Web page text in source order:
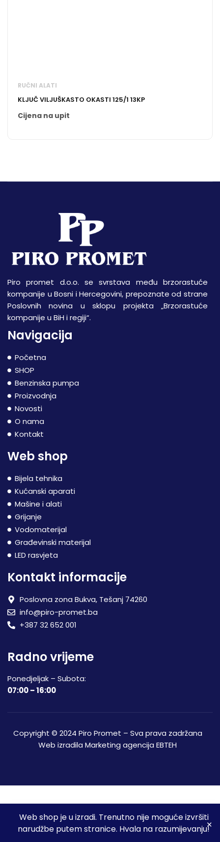
Web shop je u izradi. Trenutno nije moguće izvršiti
narudžbe putem stranice. Hvala na razumijevanju!
RUČNI ALATI
KLJUČ VILJUŠKASTO OKASTI 125/1 13KP
Cijena na upit
Piro promet d.o.o. se svrstava među brzorastuće
kompanije u Bosni i Hercegovini, prepoznate od strane
Poslovnih novina u sklopu projekta „Brzorastuće
kompanije u BiH i regiji“.
Navigacija
Početna
SHOP
Benzinska pumpa
Proizvodnja
Novosti
O nama
Kontakt
Web shop
Bijela tehnika
Kućanski aparati
Mašine i alati
Grijanje
Vodomaterijal
Građevinski materijal
LED rasvjeta
Kontakt informacije
Poslovna zona Bukva, Tešanj 74260
info@piro-promet.ba
+387 32 652 001
Radno vrijeme
Ponedjeljak – Subota:
07:00 – 16:00
Copyright © 2024 Piro Promet – Sva prava zadržana
Web izradila Marketing agencija EBTEH
Moj račun